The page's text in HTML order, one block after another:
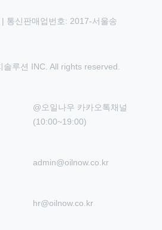
통신판매업번호: 2017-서울송
루션 INC. All rights reserved.
@오일나우 카카오톡채널
(10:00~19:00)
admin@oilnow.co.kr
hr@oilnow.co.kr